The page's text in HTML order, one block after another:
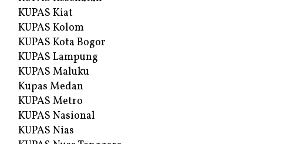
KUPAS Kiat
KUPAS Kolom
KUPAS Kota Bogor
KUPAS Lampung
KUPAS Maluku
Kupas Medan
KUPAS Metro
KUPAS Nasional
KUPAS Nias